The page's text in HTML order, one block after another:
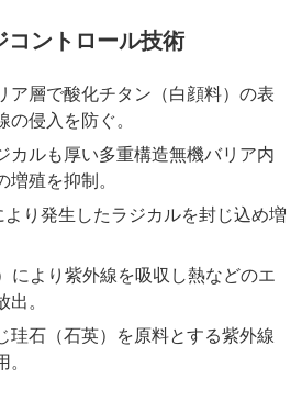
コントロール技術
ア層で酸化チタン（白顔料）の表
侵入を防ぐ。
カルも厚い多重構造無機バリア内
増殖を抑制。
り発生したラジカルを封じ込め増
により紫外線を吸収し熱などのエ
。
珪石（石英）を原料とする紫外線